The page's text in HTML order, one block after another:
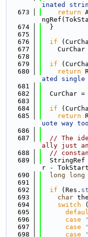
inated
  673
return
  674
  }
  675
  676
if
  677
CurChar
  678
  679
if
  680
return
ated single
  681
  682
CurChar =
  683
  684
if
  685
return
uote way
  686
  687
// The
ally just
  688
//
  689
StringRef
r -
  690
long long
  691
  692
if (Res.
  693
char
  694
switch
  695
  696
case
  697
case
  698
case